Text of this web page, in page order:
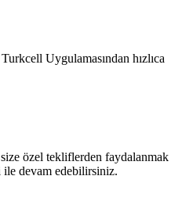
Uygulamasından hızlıca
özel tekliflerden faydalanmak
devam edebilirsiniz.